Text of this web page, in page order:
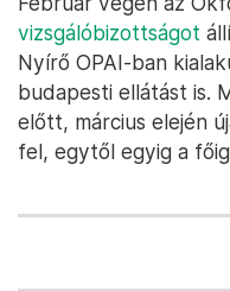
vizsgálóbizottságot
Nyírő OPAI-ban
budapesti ellátást is.
előtt, március elején
fel, egytől egyig a